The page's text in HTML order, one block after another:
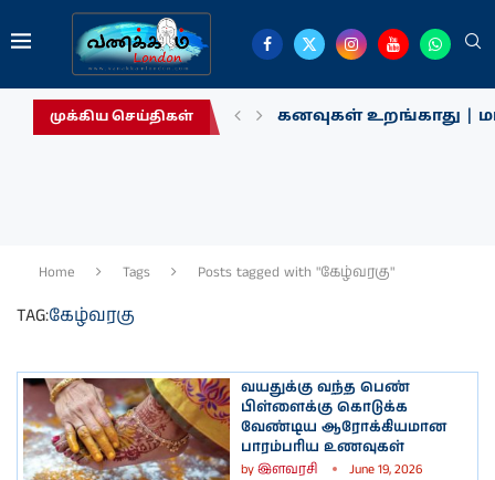
முக்கிய செய்திகள் கனவுகள் உறங்காது |
Home Tags Posts tagged with "கேழ்வரகு"
TAG:கேழ்வரகு
வயதுக்கு வந்த பெண்
பிள்ளைக்கு கொடுக்க
வேண்டிய ஆரோக்கியமான
பாரம்பரிய உணவுகள்
byஇளவரசி June 19, 2026